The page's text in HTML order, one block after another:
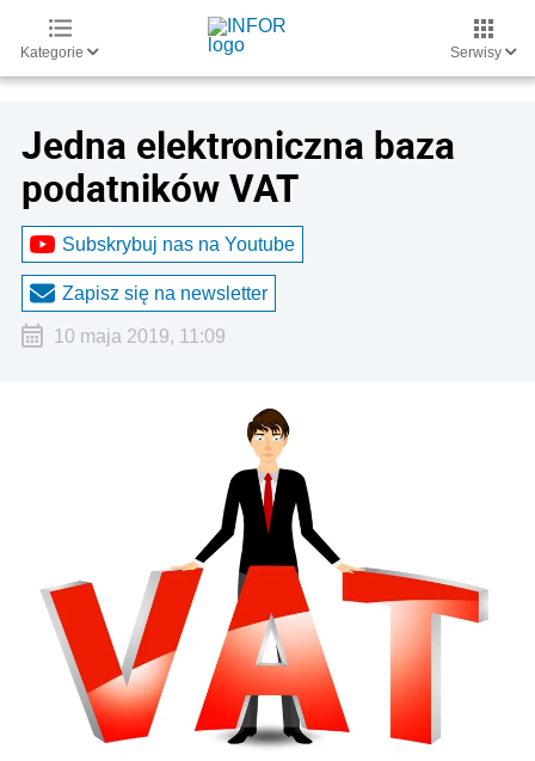
Kategorie Serwisy
Jedna elektroniczna baza
podatników VAT
Subskrybuj nas na Youtube
Zapisz się na newsletter
10 maja 2019, 11:09